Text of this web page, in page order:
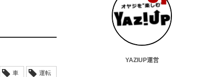
車 運転
YAZIUP運営